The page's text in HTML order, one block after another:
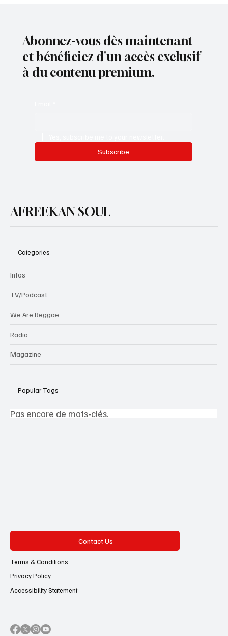
Abonnez-vous dès maintenant
et bénéficiez d'un accès exclusif
à du contenu premium.
Subscribe
AFREEKAN SOUL
Categories
Infos
TV/Podcast
We Are Reggae
Radio
Magazine
Popular Tags
Pas encore de mots-clés.
Contact Us
Terms & Conditions
Privacy Policy
Accessibility Statement